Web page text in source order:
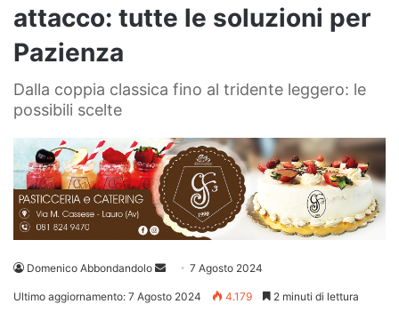
attacco: tutte le soluzioni per
Pazienza
Dalla coppia classica fino al tridente leggero: le
possibili scelte
Domenico Abbondandolo
Invia 7 Agosto 2024
Ultimo aggiornamento: 7 Agosto 2024 4.179 2 minuti di lettura